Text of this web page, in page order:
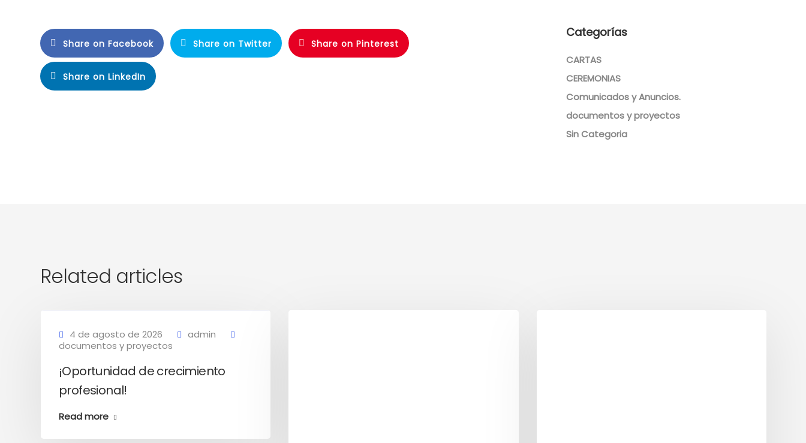
Share on Facebook Share on Twitter Share on Pinterest
Share on LinkedIn
Categorías
CARTAS
CEREMONIAS
Comunicados y Anuncios.
documentos y proyectos
Sin Categoria
Related articles
4 de agosto de 2026
admin
documentos y proyectos
¡Oportunidad de crecimiento
profesional!
Read more